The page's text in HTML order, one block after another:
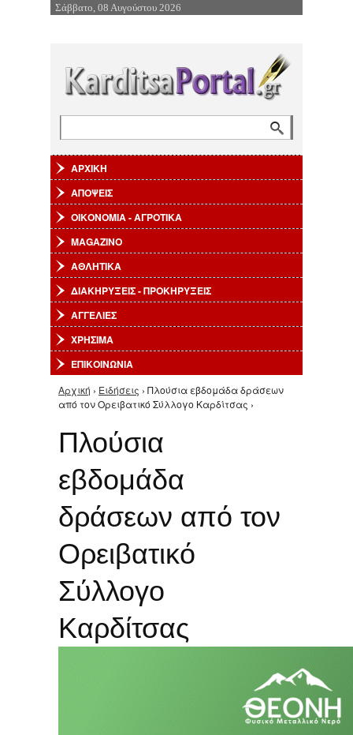
Επιστροφή στην Πλοήγηση
Σάββατο, 08 Αυγούστου 2026
ΑΡΧΙΚΗ
ΑΠΟΨΕΙΣ
ΟΙΚΟΝΟΜΙΑ - ΑΓΡΟΤΙΚΑ
MAGAZINO
ΑΘΛΗΤΙΚΑ
ΔΙΑΚΗΡΥΞΕΙΣ - ΠΡΟΚΗΡΥΞΕΙΣ
ΑΓΓΕΛΙΕΣ
ΧΡΗΣΙΜΑ
ΕΠΙΚΟΙΝΩΝΙΑ
Είστε εδώ
Αρχική › Ειδήσεις › Πλούσια εβδομάδα δράσεων
από τον Ορειβατικό Σύλλογο Καρδίτσας ›
Πλούσια
εβδομάδα
δράσεων από τον
Ορειβατικό
Σύλλογο
Καρδίτσας